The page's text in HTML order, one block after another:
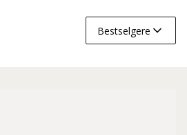
Bestselgere